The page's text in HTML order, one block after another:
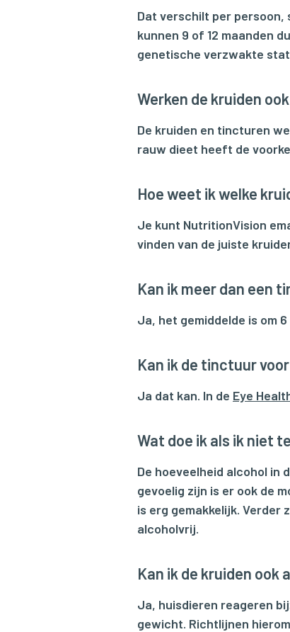
Dat verschilt per persoon,
kunnen 9 of 12 maanden
genetische verzwakte
Werken de kruiden
De kruiden en tincturen
rauw dieet heeft de
Hoe weet ik welke
Je kunt NutritionVision
vinden van de juiste
Kan ik meer dan een
Ja, het gemiddelde is om
Kan ik de tinctuur
Ja dat kan. In de Eye
Wat doe ik als ik niet
De hoeveelheid alcohol in
gevoelig zijn is er ook de
is erg gemakkelijk.
alcoholvrij.
Kan ik de kruiden ook
Ja, huisdieren reageren
gewicht. Richtlijnen